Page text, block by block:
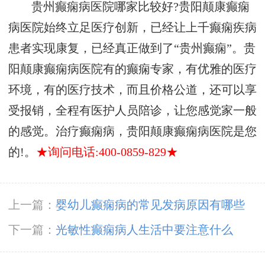
贵州癫痫病医院哪家比较好?贵阳颠康癫痫
病医院始终立足医疗创新，已经让上千癫痫疾病
患者实现康复，已经真正做到了“贵州癫痫”。贵
阳颠康癫痫病医院有的癫痫专家，有优雅的医疗
环境，有的医疗技术，而且价格公道，还可以享
受报销，全程有医护人员陪诊，让您感觉家一般
的感觉。治疗癫痫病，贵阳颠康癫痫病医院是您
的!。 ★询问电话:400-0859-829★
上一篇： 婴幼儿癫痫病的常见发病原因有哪些
下一篇： 光敏性癫痫病人生活中要注意什么